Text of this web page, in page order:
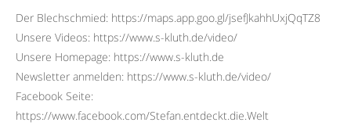
Der Blechschmied: https://maps.app.goo.gl/jsefJkahhUxjQqTZ8
Unsere Videos: https://www.s-kluth.de/video/
Unsere Homepage: https://www.s-kluth.de
Newsletter anmelden: https://www.s-kluth.de/video/
Facebook Seite:
https://www.facebook.com/Stefan.entdeckt.die.Welt